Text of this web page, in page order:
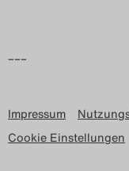
–––
Impressum
Cookie Einstellungen